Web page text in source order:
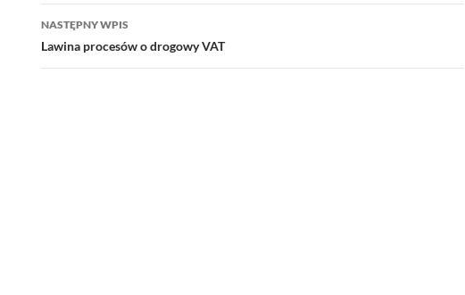
NASTĘPNY WPIS
Lawina procesów o drogowy VAT